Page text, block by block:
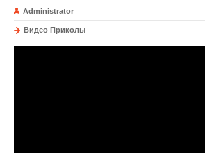
Administrator
Видео Приколы